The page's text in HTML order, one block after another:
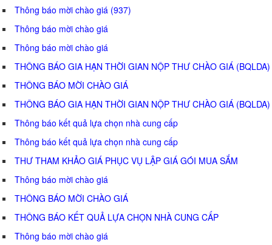
Thông báo mời chào giá (937)
Thông báo mời chào giá
Thông báo mời chào giá
THÔNG BÁO GIA HẠN THỜI GIAN NỘP THƯ CHÀO GIÁ (BQLDA)
THÔNG BÁO MỜI CHÀO GIÁ
THÔNG BÁO GIA HẠN THỜI GIAN NỘP THƯ CHÀO GIÁ (BQLDA)
Thông báo kết quả lựa chọn nhà cung cấp
Thông báo kết quả lựa chọn nhà cung cấp
THƯ THAM KHẢO GIÁ PHỤC VỤ LẬP GIÁ GÓI MUA SẮM
Thông báo mời chào giá
THÔNG BÁO MỜI CHÀO GIÁ
THÔNG BÁO KẾT QUẢ LỰA CHỌN NHÀ CUNG CẤP
Thông báo mời chào giá